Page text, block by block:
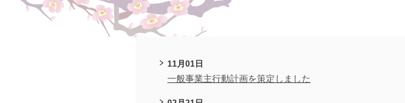
11月01日
一般事業主行動計画を策定しました